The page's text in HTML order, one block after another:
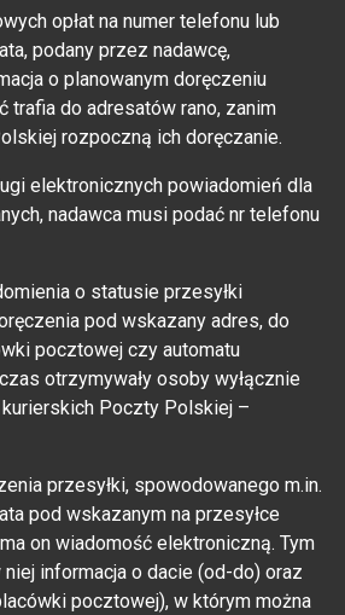
opłat na numer telefonu lub
podany przez nadawcę,
o planowanym doręczeniu
trafia do adresatów rano, zanim
rozpoczną ich doręczanie.
elektronicznych powiadomień dla
nadawca musi podać nr telefonu
o statusie przesyłki
pod wskazany adres, do
pocztowej czy automatu
otrzymywały osoby wyłącznie
kurierskich Poczty Polskiej –
przesyłki, spowodowanego m.in.
pod wskazanym na przesyłce
on wiadomość elektroniczną. Tym
informacja o dacie (od-do) oraz
pocztowej), w którym można